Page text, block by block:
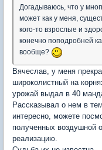
Догадываюсь, что у
может как у меня,
кого-то взрослые и
конечно поподробней
вообще?
Вячеслав, у меня
широколистный на
урожай выдал в 40
Рассказывал о нем в
интересно, можете
полученных воздушной
реализацию.